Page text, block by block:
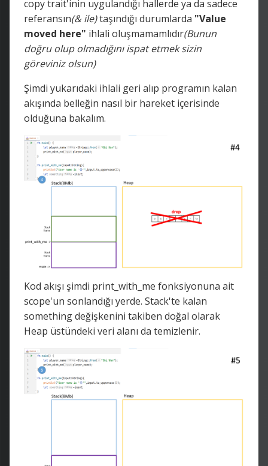
copy trait'inin uygulandığı hallerde ya da sadece
referansın(& ile)taşındığı durumlarda "Value
moved here" ihlali oluşmamamlıdır(Bunun
doğru olup olmadığını ispat etmek sizin
göreviniz olsun)
Şimdi yukarıdaki ihlali geri alıp programın kalan
akışında belleğin nasıl bir hareket içerisinde
olduğuna bakalım.
Kod akışı şimdi print_with_me fonksiyonuna ait
scope'un sonlandığı yerde. Stack'te kalan
something değişkenini takiben doğal olarak
Heap üstündeki veri alanı da temizlenir.